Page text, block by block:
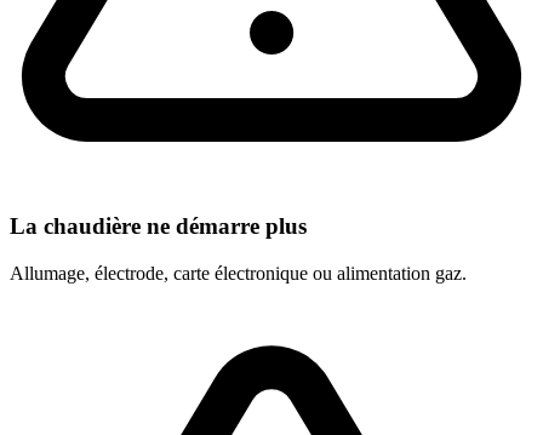
La chaudière ne démarre plus
Allumage, électrode, carte électronique ou alimentation gaz.